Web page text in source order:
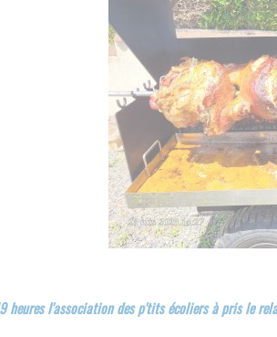
heures l'association des p'tits écoliers à pris le